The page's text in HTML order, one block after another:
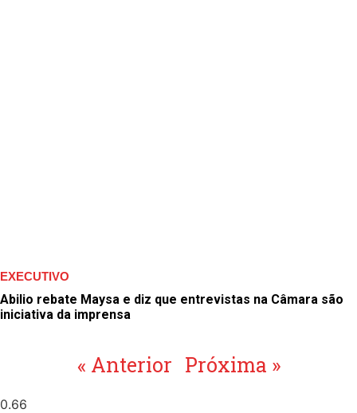
EXECUTIVO
Abilio rebate Maysa e diz que entrevistas na Câmara são
iniciativa da imprensa
« Anterior Próxima »